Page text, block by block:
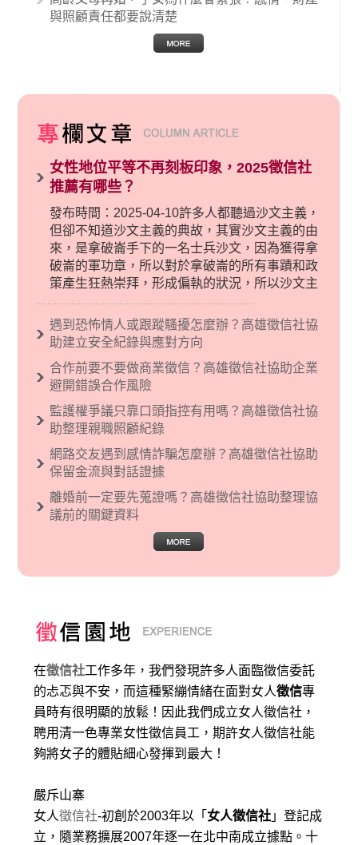
與照顧責任都要說清楚
女性地位平等不再刻板印象，2025徵信社
推薦有哪些？
發布時間：2025-04-10許多人都聽過沙文主義，
但卻不知道沙文主義的典故，其實沙文主義的由
來，是拿破崙手下的一名士兵沙文，因為獲得拿
破崙的軍功章，所以對於拿破崙的所有事蹟和政
策產生狂熱崇拜，形成偏執的狀況，所以沙文主
義後來就被拿來暗指偏見和歧視，而且有沙文主
義傾向的人，通常對於自己的國家和民族有超強
烈的卓越感，因而瞧不起其他國家的人，所以沙
現了男性沙文…
遇到恐怖情人或跟蹤騷擾怎麼辦？高雄徵信社協
助建立安全紀錄與應對方向
合作前要不要做商業徵信？高雄徵信社協助企業
避開錯誤合作風險
監護權爭議只靠口頭指控有用嗎？高雄徵信社協
助整理親職照顧紀錄
網路交友遇到感情詐騙怎麼辦？高雄徵信社協助
保留金流與對話證據
離婚前一定要先蒐證嗎？高雄徵信社協助整理協
議前的關鍵資料
在徵信社工作多年，我們發現許多人面臨徵信委託
的忐忑與不安，而這種緊繃情緒在面對女人徵信專
員時有很明顯的放鬆！因此我們成立女人徵信社，
聘用清一色專業女性徵信員工，期許女人徵信社能
夠將女子的體貼細心發揮到最大 ！
嚴斥山寨
女人徵信社-初創於2003年以「 女人徵信社 」登記成
立，隨業務擴展2007年逐一在北中南成立據點。十